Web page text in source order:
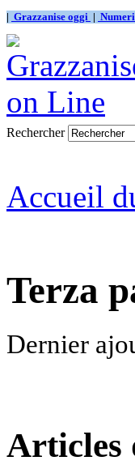
| Grazzanise oggi |
Rechercher
Accueil
Terza
Dernier
Articles